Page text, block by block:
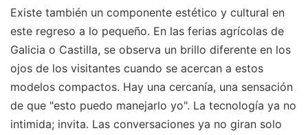
Existe también un componente estético y cultural en
este regreso a lo pequeño. En las ferias agrícolas de
Galicia o Castilla, se observa un brillo diferente en los
ojos de los visitantes cuando se acercan a estos
modelos compactos. Hay una cercanía, una sensación
de que "esto puedo manejarlo yo". La tecnología ya no
intimida; invita. Las conversaciones ya no giran solo